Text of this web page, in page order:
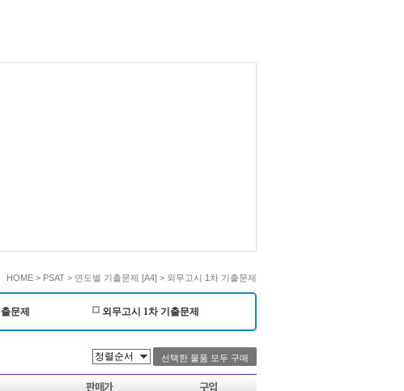
HOME > PSAT > 연도별 기출문제 [A4] > 외무고시 1차 기출문제
문제 외무고시 1차 기출문제
판매가 구입